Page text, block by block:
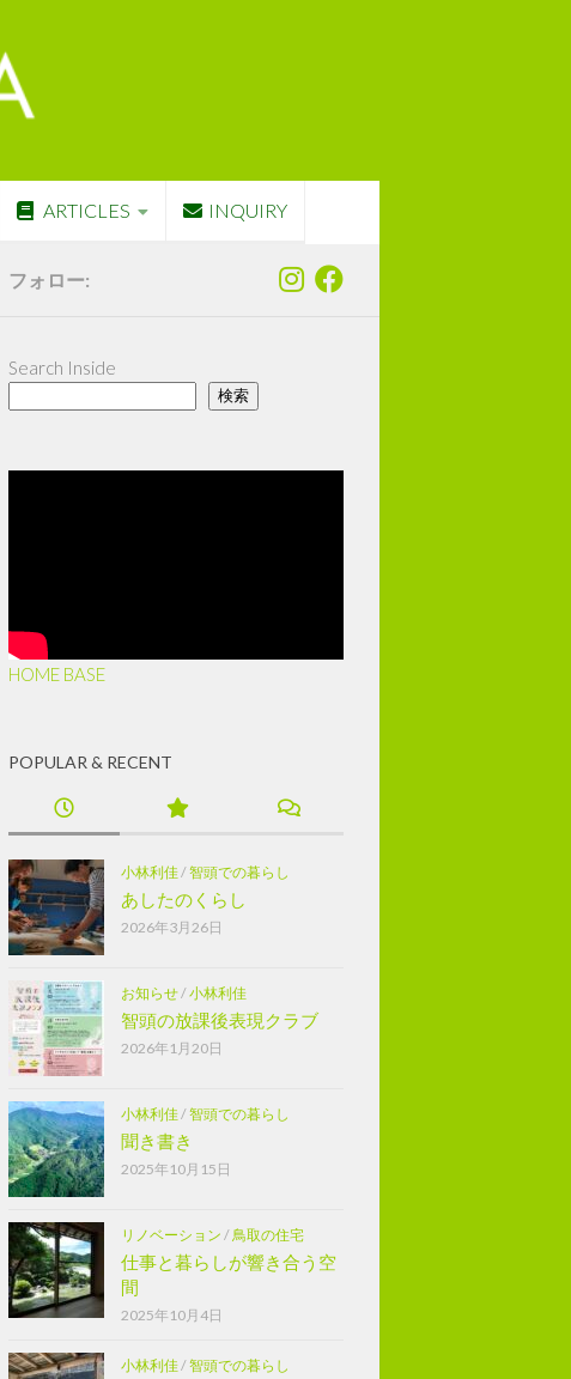
ARTICLES INQUIRY
フォロー:
Search Inside
検索
HOME BASE
POPULAR & RECENT
小林利佳/智頭での暮らし
あしたのくらし
2026年3月26日
お知らせ/小林利佳
智頭の放課後表現クラブ
2026年1月20日
小林利佳/智頭での暮らし
聞き書き
2025年10月15日
リノベーション / 鳥取の住宅
仕事と暮らしが響き合う空
間
2025年10月4日
小林利佳/智頭での暮らし